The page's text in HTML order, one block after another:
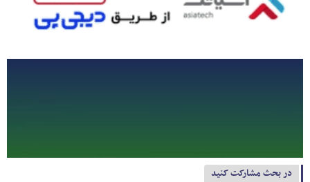
در بحث مشارکت کنید